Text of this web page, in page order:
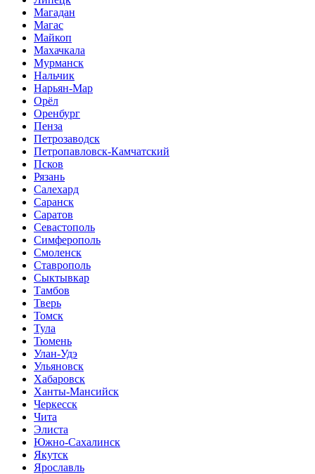
Магадан
Магас
Майкоп
Махачкала
Мурманск
Нальчик
Нарьян-Мар
Орёл
Оренбург
Пенза
Петрозаводск
Петропавловск-Камчатский
Псков
Рязань
Салехард
Саранск
Саратов
Севастополь
Симферополь
Смоленск
Ставрополь
Сыктывкар
Тамбов
Тверь
Томск
Тула
Тюмень
Улан-Удэ
Ульяновск
Хабаровск
Ханты-Мансийск
Черкесск
Чита
Элиста
Южно-Сахалинск
Якутск
Ярославль